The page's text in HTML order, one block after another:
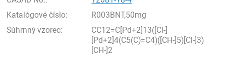
Katalógové číslo:
R003BNT,50mg
Súhrnný vzorec:
CC12=C[Pd+2]13([Cl-]
[Pd+2]4(C5(C)=C4)([CH-]5)[Cl-]3)
[CH-]2